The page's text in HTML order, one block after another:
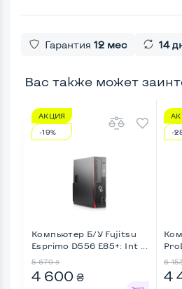
Гарантия 12 мес 14
Вас также может
АКЦИЯ
-19%
Компьютер Б/У Fujitsu
Esprimo D556 E85+: Int ...
5 679 ₴
4 600 ₴
-
6
4